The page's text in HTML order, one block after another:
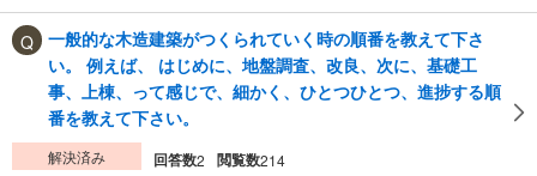
一般的な木造建築がつくられていく時の順番を教えて下さ
い。 例えば、 はじめに、地盤調査、改良、次に、基礎工
事、上棟、って感じで、細かく、ひとつひとつ、進捗する順
番を教えて下さい。
解決済み 回答数2 閲覧数214